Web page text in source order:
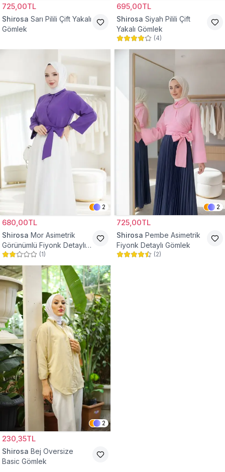
725,00TL
Shirosa Sarı Pilili Çift Yakalı
Gömlek
695,00TL
Shirosa Siyah Pilili Çift
Yakalı Gömlek
(4)
2
680,00TL
Shirosa Mor Asimetrik
Görünümlü Fiyonk Detaylı
Gömlek
(1)
2
725,00TL
Shirosa Pembe Asimetrik
Fiyonk Detaylı Gömlek
(2)
2
230,35TL
Shirosa Bej Oversize
Basic Gömlek